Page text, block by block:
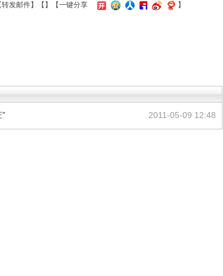
转发邮件】【 】 【一键分享 】
2011-05-09 12:48